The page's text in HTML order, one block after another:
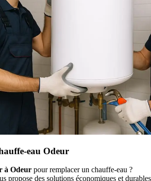
eau Odeur
à Odeur pour remplacer un chauffe-eau ?
propose des solutions économiques et durables